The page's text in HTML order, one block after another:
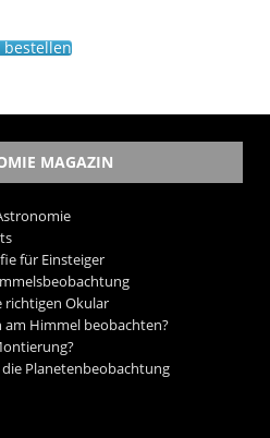
bestellen
MAGAZIN
für Einsteiger
richtigen Okular
am Himmel beobachten?
Planetenbeobachtung